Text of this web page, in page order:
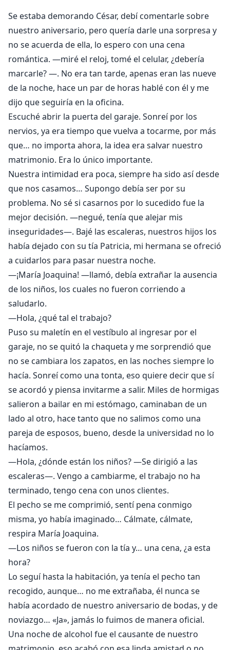
desde jóvenes.
Dos almas gemelas que, por las intrigas, malos
entendidos, suposiciones y orgullo arruinaron nueve
años de sus vidas hasta el punto de llegar a ignorarse.
Los celos ciegan, las intrigas destruyen y el amor… El
amor restaura.
Se estaba demorando César, debí comentarle sobre
nuestro aniversario, pero quería darle una sorpresa y
no se acuerda de ella, lo espero con una cena
romántica. —miré el reloj, tomé el celular, ¿debería
marcarle? —. No era tan tarde, apenas eran las nueve
de la noche, hace un par de horas hablé con él y me
dijo que seguiría en la oficina.
Escuché abrir la puerta del garaje. Sonreí por los
nervios, ya era tiempo que vuelva a tocarme, por más
que… no importa ahora, la idea era salvar nuestro
matrimonio. Era lo único importante.
Nuestra intimidad era poca, siempre ha sido así desde
que nos casamos… Supongo debía ser por su
problema. No sé si casarnos por lo sucedido fue la
mejor decisión. —negué, tenía que alejar mis
inseguridades—. Bajé las escaleras, nuestros hijos los
había dejado con su tía Patricia, mi hermana se ofreció
a cuidarlos para pasar nuestra noche.
—¡María Joaquina! —llamó, debía extrañar la ausencia
de los niños, los cuales no fueron corriendo a
saludarlo.
—Hola, ¿qué tal el trabajo?
Puso su maletín en el vestíbulo al ingresar por el
garaje, no se quitó la chaqueta y me sorprendió que
no se cambiara los zapatos, en las noches siempre lo
hacía. Sonreí como una tonta, eso quiere decir que sí
se acordó y piensa invitarme a salir. Miles de hormigas
salieron a bailar en mi estómago, caminaban de un
lado al otro, hace tanto que no salimos como una
pareja de esposos, bueno, desde la universidad no lo
hacíamos.
—Hola, ¿dónde están los niños? —Se dirigió a las
escaleras—. Vengo a cambiarme, el trabajo no ha
terminado, tengo cena con unos clientes.
El pecho se me comprimió, sentí pena conmigo
misma, yo había imaginado… Cálmate, cálmate,
respira María Joaquina.
—Los niños se fueron con la tía y… una cena, ¿a esta
hora?
Lo seguí hasta la habitación, ya tenía el pecho tan
recogido, aunque… no me extrañaba, él nunca se
había acordado de nuestro aniversario de bodas, y de
noviazgo… «Ja», jamás lo fuimos de manera oficial.
Una noche de alcohol fue el causante de nuestro